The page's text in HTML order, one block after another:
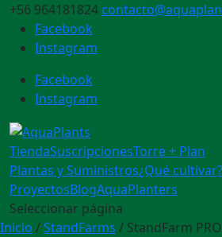
+56 964181824
Facebook
Instagram
Facebook
Instagram
TiendaSuscripcionesTorre + Plan
Plantas y Suministros¿Qué cultivar?
ProyectosBlogAquaPlanters
Seleccionar página
Inicio /StandFarms / StandFarm